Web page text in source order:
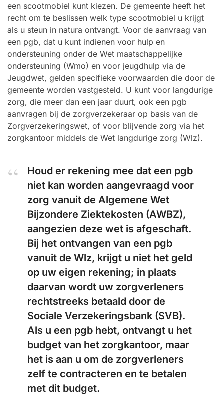
een scootmobiel kunt kiezen. De gemeente heeft het
recht om te beslissen welk type scootmobiel u krijgt
als u steun in natura ontvangt. Voor de aanvraag van
een pgb, dat u kunt indienen voor hulp en
ondersteuning onder de Wet maatschappelijke
ondersteuning (Wmo) en voor jeugdhulp via de
Jeugdwet, gelden specifieke voorwaarden die door de
gemeente worden vastgesteld. U kunt voor langdurige
zorg, die meer dan een jaar duurt, ook een pgb
aanvragen bij de zorgverzekeraar op basis van de
Zorgverzekeringswet, of voor blijvende zorg via het
zorgkantoor middels de Wet langdurige zorg (Wlz).
Houd er rekening mee dat een pgb
niet kan worden aangevraagd voor
zorg vanuit de Algemene Wet
Bijzondere Ziektekosten (AWBZ),
aangezien deze wet is afgeschaft.
Bij het ontvangen van een pgb
vanuit de Wlz, krijgt u niet het geld
op uw eigen rekening; in plaats
daarvan wordt uw zorgverleners
rechtstreeks betaald door de
Sociale Verzekeringsbank (SVB).
Als u een pgb hebt, ontvangt u het
budget van het zorgkantoor, maar
het is aan u om de zorgverleners
zelf te contracteren en te betalen
met dit budget.